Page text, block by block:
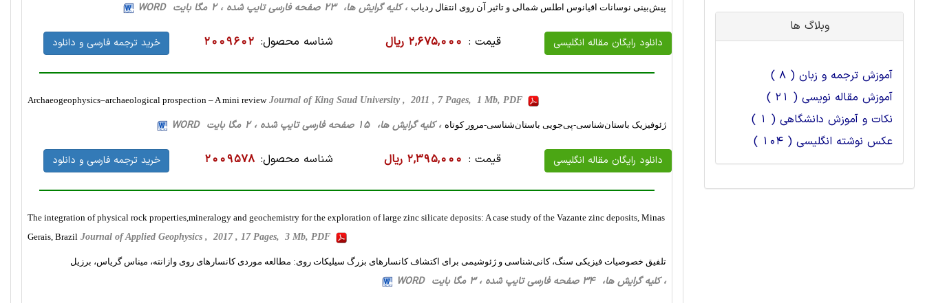
پیش‌بینی نوسانات اقیانوس اطلس شمالی و تاثیر آن روی انتقال ردیاب ، کلیه گرایش ها، 23 صفحه فارسی تایپ شده ، 2 مگا بایت WORD
دانلود رایگان مقاله انگلیسی قیمت : 2,675,000 ریال شناسه محصول: 2009602 خرید ترجمه فارسی و دانلود
Archaeogeophysics–archaeological prospection – A mini review Journal of King Saud University , 2011 , 7 Pages, 1 Mb, PDF
ژئوفیزیک باستان‌شناسی-پی‌جویی باستان‌شناسی-مرور کوتاه ، کلیه گرایش ها، 15 صفحه فارسی تایپ شده ، 2 مگا بایت WORD
دانلود رایگان مقاله انگلیسی قیمت : 2,395,000 ریال شناسه محصول: 2009578 خرید ترجمه فارسی و دانلود
The integration of physical rock properties,mineralogy and geochemistry for the exploration of large zinc silicate deposits: A case study of the Vazante zinc deposits, Minas
Gerais, Brazil Journal of Applied Geophysics , 2017 , 17 Pages, 3 Mb, PDF
تلفیق خصوصیات فیزیکی سنگ، کانی‌شناسی و ژئوشیمی برای اکتشاف کانسارهای بزرگ سیلیکات روی: مطالعه موردی کانسارهای روی وازانته، میناس گریاس، برزیل
، کلیه گرایش ها، 34 صفحه فارسی تایپ شده ، 3 مگا بایت WORD
وبلاگ ها
آموزش ترجمه و زبان ( 8 )
آموزش مقاله نویسی ( 21 )
نکات و آموزش دانشگاهی ( 1 )
عکس نوشته انگلیسی ( 104 )